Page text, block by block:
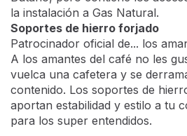
Potencia posterior izquierda 2,9
Potencia posterior derecha 1,75
Potencia central 5 kW
DIMENSIONES
Dimensiones del producto 4,6 x
Dimensiones del nicho 56 x 49
Dimensiones producto con
Peso neto / bruto 15,20 /16,30 kg